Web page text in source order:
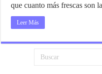
que cuanto más frescas son
Leer Más